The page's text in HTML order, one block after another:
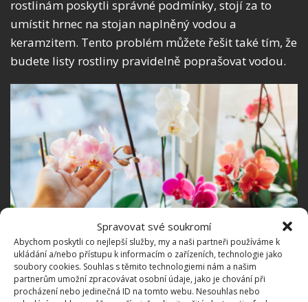
Spravovat své soukromí
Abychom poskytli co nejlepší služby, my a naši partneři používáme k
ukládání a/nebo přístupu k informacím o zařízeních, technologie jako
soubory cookies. Souhlas s těmito technologiemi nám a našim
partnerům umožní zpracovávat osobní údaje, jako je chování při
procházení nebo jedinečná ID na tomto webu. Nesouhlas nebo
rostlinám poskytli správné podmínky, stojí za to
umístit hrnec na stojan naplněný vodou a
keramzitem. Tento problém můžete řešit také tím, že
budete listy rostliny pravidelně poprašovat vodou.
Fotografie: Depositphotos